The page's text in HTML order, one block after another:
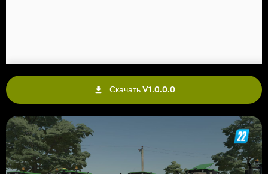
Скачать V1.0.0.0